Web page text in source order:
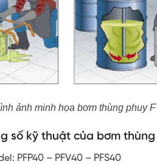
họa bơm thùng phuy
số kỹ thuật của bơm th
PFP40 – PFV40 – PFS40